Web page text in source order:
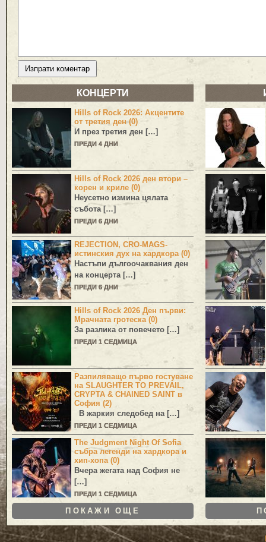
КОНЦЕРТИ
Hills of Rock 2026: Акцентите
от третия ден (0)
И през третия ден […]
ПРЕДИ 4 ДНИ
Hills of Rock 2026 ден втори –
корен и криле (0)
Неусетно измина цялата
събота […]
ПРЕДИ 6 ДНИ
REJECTION, CRO-MAGS-
истинския дух на хардкора (0)
Настъпи дългоочаквания ден
на концерта […]
ПРЕДИ 6 ДНИ
Hills of Rock 2026 Ден първи:
Мрачната гротеска (0)
За разлика от повечето […]
ПРЕДИ 1 СЕДМИЦА
Разпиляващо първо гостуване
на SLAUGHTER TO PREVAIL,
CRYPTA & CHAINED SAINT в
София (2)
В жаркия следобед на […]
ПРЕДИ 1 СЕДМИЦА
The Judgment Night Of Sofia
събра легенди на хардкора и
хип-хопа (0)
Вчера жегата над София не
[…]
ПРЕДИ 1 СЕДМИЦА
ПОКАЖИ ОЩЕ